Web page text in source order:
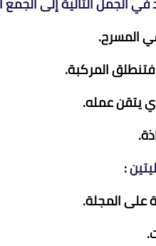
المسرح.
المركبة.
يتقن عمله.
:
على المجلة.